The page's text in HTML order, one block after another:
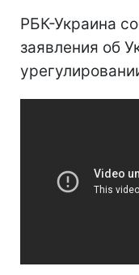
РБК-Украина
заявления об